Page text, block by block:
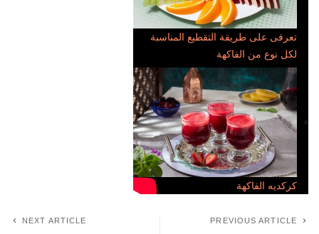
تعرفى على طريقة التقطيع المناسبة
لكل نوع من الفاكهة
كركديه الفاكهة
PREVIOUS ARTICLE
NEXT ARTICLE